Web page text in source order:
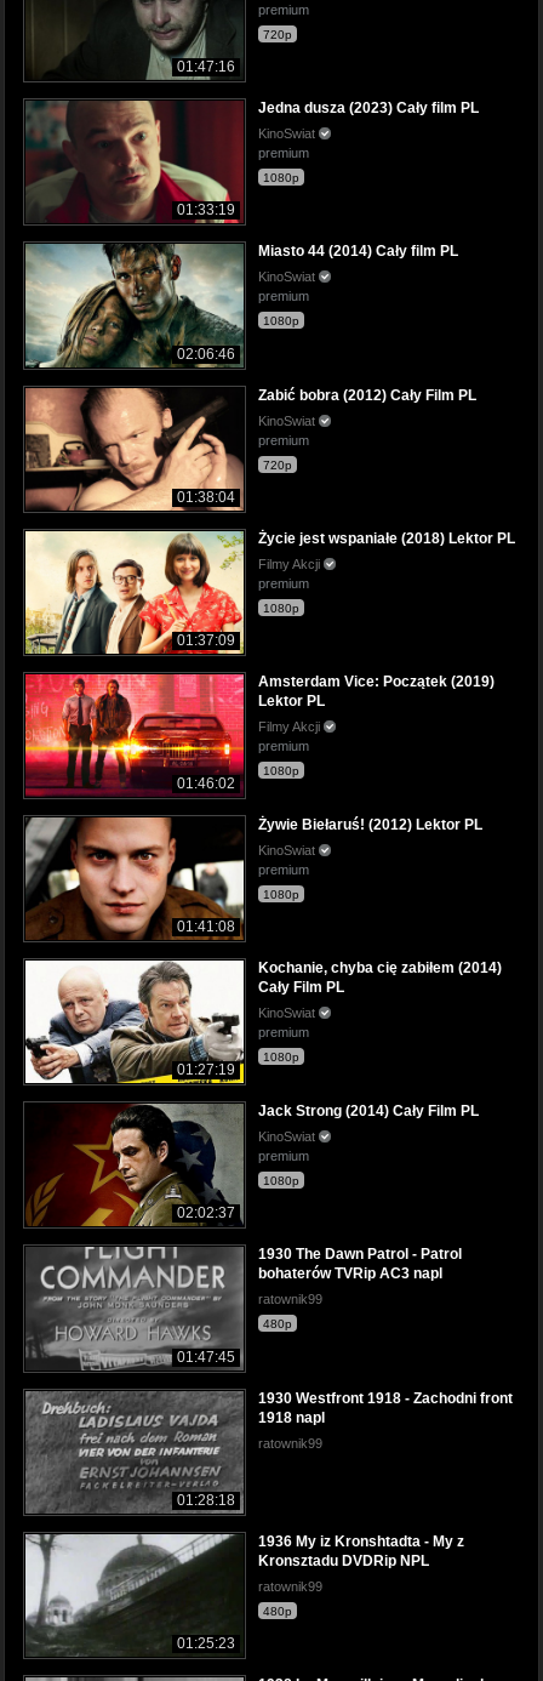
01:47:16
premium
720p
01:33:19
Jedna dusza (2023) Cały film PL
KinoSwiat
premium
1080p
02:06:46
Miasto 44 (2014) Cały film PL
KinoSwiat
premium
1080p
01:38:04
Zabić bobra (2012) Cały Film PL
KinoSwiat
premium
720p
01:37:09
Życie jest wspaniałe (2018) Lektor PL
Filmy Akcji
premium
1080p
01:46:02
Amsterdam Vice: Początek (2019)
Lektor PL
Filmy Akcji
premium
1080p
01:41:08
Żywie Biełaruś! (2012) Lektor PL
KinoSwiat
premium
1080p
01:27:19
Kochanie, chyba cię zabiłem (2014)
Cały Film PL
KinoSwiat
premium
1080p
02:02:37
Jack Strong (2014) Cały Film PL
KinoSwiat
premium
1080p
01:47:45
1930 The Dawn Patrol - Patrol
bohaterów TVRip AC3 napl
ratownik99
480p
01:28:18
1930 Westfront 1918 - Zachodni front
1918 napl
ratownik99
01:25:23
1936 My iz Kronshtadta - My z
Kronsztadu DVDRip NPL
ratownik99
480p